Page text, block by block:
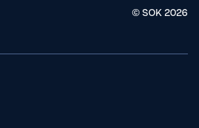
© SOK 2026